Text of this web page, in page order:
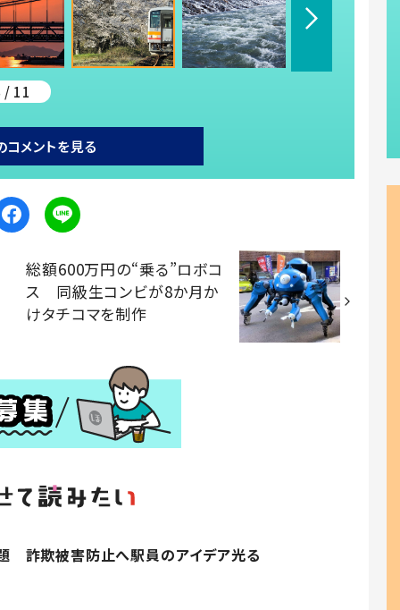
/ 11
メントを見る
総額600万円の“乗る”ロボコ
ス 同級生コンビが8か月か
けタチコマを制作
詐欺被害防止へ駅員のアイデア光る